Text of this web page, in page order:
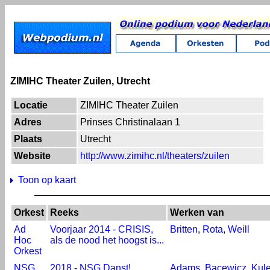
ZIMIHC Theater Zuilen, Utrecht
Locatie
ZIMIHC Theater Zuilen
Adres
Prinses Christinalaan 1
Plaats
Utrecht
Website
http://www.zimihc.nl/theaters/zuilen
Toon op kaart
Orkest Reeks
Werken van
Ad
Hoc
Orkest
Voorjaar 2014 - CRISIS,
als de nood het hoogst is...
Britten, Rota, Weill